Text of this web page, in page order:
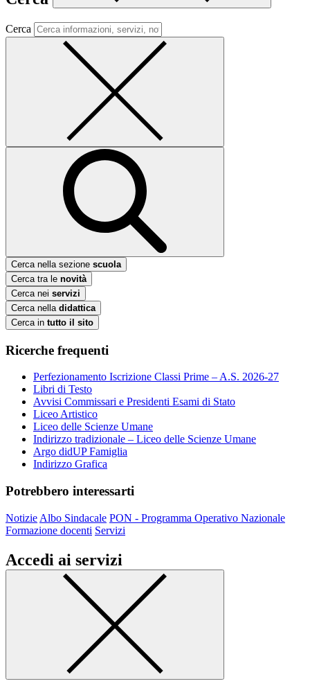
Cerca
Cerca nella sezione scuola
Cerca tra le novità
Cerca nei servizi
Cerca nella didattica
Cerca in tutto il sito
Ricerche frequenti
Perfezionamento Iscrizione Classi Prime – A.S. 2026-27
Libri di Testo
Avvisi Commissari e Presidenti Esami di Stato
Liceo Artistico
Liceo delle Scienze Umane
Indirizzo tradizionale – Liceo delle Scienze Umane
Argo didUP Famiglia
Indirizzo Grafica
Potrebbero interessarti
Notizie Albo Sindacale PON - Programma Operativo Nazionale
Formazione docenti Servizi
Accedi ai servizi